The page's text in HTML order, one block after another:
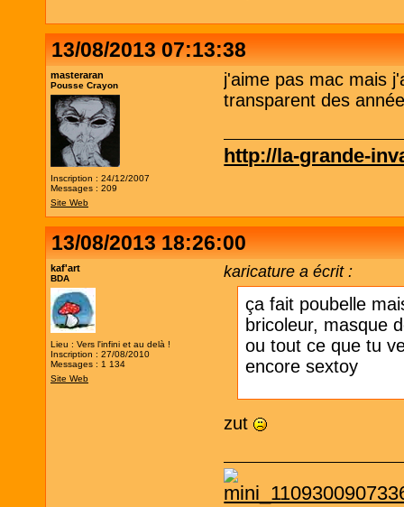
13/08/2013 07:13:38
masteraran
Pousse Crayon
Inscription : 24/12/2007
Messages : 209
Site Web
j'aime pas mac mais
transparent des
http://la-grande-
13/08/2013 18:26:00
kaf'art
BDA
Lieu : Vers l'infini et au delà !
Inscription : 27/08/2010
Messages : 1 134
Site Web
karicature a écrit :
ça fait poubelle
bricoleur, masque
ou tout ce que tu
encore sextoy
zut